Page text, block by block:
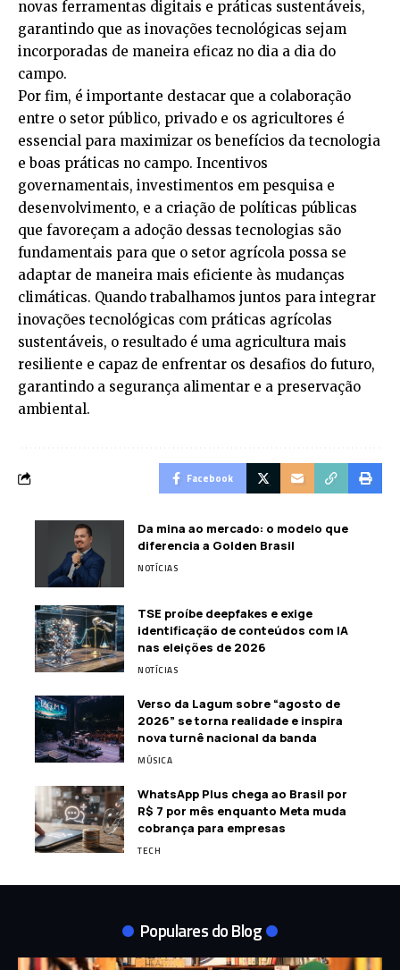
novas ferramentas digitais e práticas sustentáveis,
garantindo que as inovações tecnológicas sejam
incorporadas de maneira eficaz no dia a dia do
campo.
Por fim, é importante destacar que a colaboração
entre o setor público, privado e os agricultores é
essencial para maximizar os benefícios da tecnologia
e boas práticas no campo. Incentivos
governamentais, investimentos em pesquisa e
desenvolvimento, e a criação de políticas públicas
que favoreçam a adoção dessas tecnologias são
fundamentais para que o setor agrícola possa se
adaptar de maneira mais eficiente às mudanças
climáticas. Quando trabalhamos juntos para integrar
inovações tecnológicas com práticas agrícolas
sustentáveis, o resultado é uma agricultura mais
resiliente e capaz de enfrentar os desafios do futuro,
garantindo a segurança alimentar e a preservação
ambiental.
Facebook
Da mina ao mercado: o modelo que
diferencia a Golden Brasil
NOTÍCIAS
TSE proíbe deepfakes e exige
identificação de conteúdos com IA
nas eleições de 2026
NOTÍCIAS
Verso da Lagum sobre “agosto de
2026” se torna realidade e inspira
nova turnê nacional da banda
MÚSICA
WhatsApp Plus chega ao Brasil por
R$ 7 por mês enquanto Meta muda
cobrança para empresas
TECH
Populares do Blog